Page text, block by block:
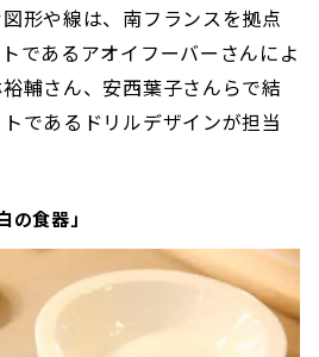
形や線は、南フランスを拠点
であるアオイフーバーさんによ
輔さん、安西葉子さんらで結
であるドリルデザインが担当
の食器」